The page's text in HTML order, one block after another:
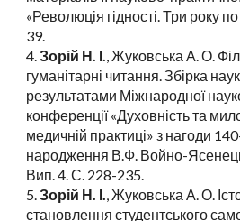
«Революція гідності. Три року
39.
4.Зорій Н. І., Жуковська А. О.
гуманітарні читання. Збірка
результатами Міжнародної
конференції «Духовність та
медичній практиці» з нагоди
народження В.Ф. Войно-
Вип. 4. С. 228-235.
5.Зорій Н. І., Жуковська А. О.
становлення студентського